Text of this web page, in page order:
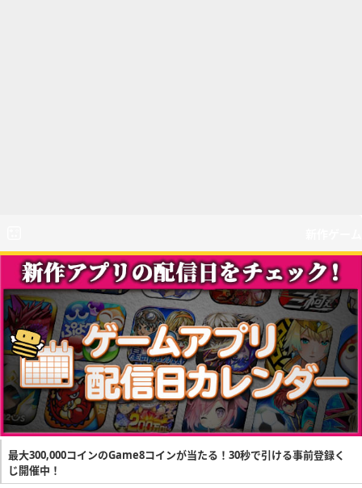
最大300,000コインのGame8コインが当たる！30秒で引ける事前登録く
じ開催中！